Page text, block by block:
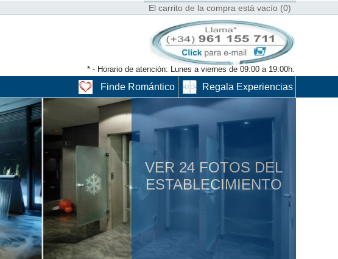
El carrito de la compra está vacío (0)
* - Horario de atención: Lunes a viernes de 09:00 a 19:00h.
Regala Experiencias
Finde Romántico
VER 24 FOTOS DEL
ESTABLECIMIENTO